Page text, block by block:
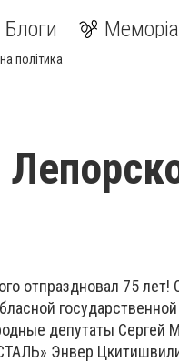
Блоги
політика
отпраздновал 75
депутаты Сергей
Энвер